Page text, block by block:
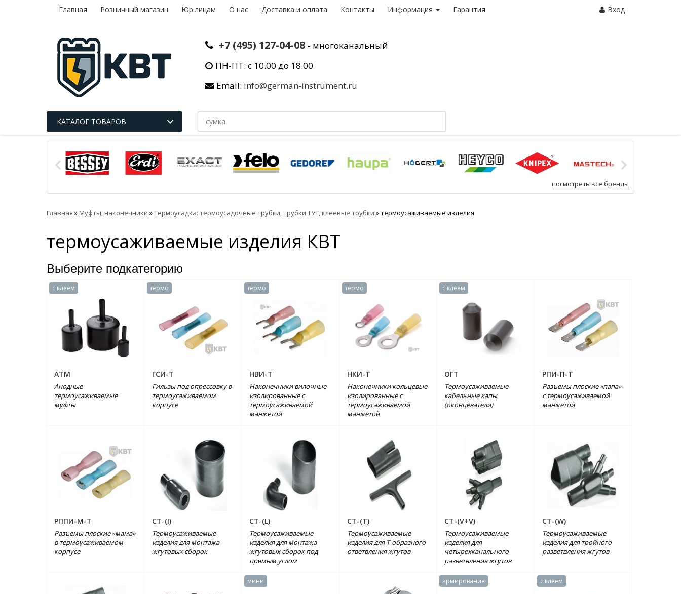
Главная Розничный магазин Юр.лицам О нас Доставка и оплата Контакты Информация Гарантия Вход
+7 (495) 127-04-08 - многоканальный
ПН-ПТ: с 10.00 до 18.00
Email: info@german-instrument.ru
КАТАЛОГ ТОВАРОВ
посмотреть все бренды
Главная »Муфты, наконечники »Термоусадка: термоусадочные трубки, трубки ТУТ, клеевые трубки »термоусаживаемые изделия
термоусаживаемые изделия КВТ
Выберите подкатегорию
АТМ
Анодные
термоусаживаемые
муфты
с клеем
ГСИ-Т
Гильзы под опрессовку в
термоусаживаемом
корпусе
термо
НВИ-Т
Наконечники вилочные
изолированные с
термоусаживаемой
манжетой
термо
НКИ-Т
Наконечники кольцевые
изолированные с
термоусаживаемой
манжетой
термо
ОГТ
Термоусаживаемые
кабельные капы
(оконцеватели)
с клеем
РПИ-П-Т
Разъемы плоские «папа»
с термоусаживаемой
манжетой
РППИ-М-Т
Разъемы плоские «мама»
в термоусаживаемом
корпусе
СТ-(I)
Термоусаживаемые
изделия для монтажа
жгутовых сборок
СТ-(L)
Термоусаживаемые
изделия для монтажа
жгутовых сборок под
прямым углом
СТ-(T)
Термоусаживаемые
изделия для Т-образного
ответвления жгутов
СТ-(V+V)
Термоусаживаемые
изделия для
четырехканального
разветвления жгутов
СТ-(W)
Термоусаживаемые
изделия для тройного
разветвления жгутов
мини армирование с клеем